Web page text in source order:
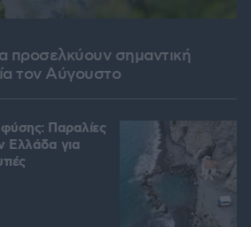
προσελκύουν σημαντική
τον Αύγουστο
Παραλίες
Ελλάδα για